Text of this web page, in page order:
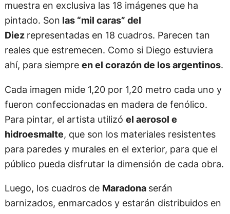
varios de los retratos de Maradona. Foto Germán
García Adrasti
Desde su taller, el principal referente en retratar a
la figura icónica, deportiva y cultural más
muestra en exclusiva las 18 imágenes que ha
pintado. Sonlas “mil caras” del
Diez representadas en 18 cuadros. Parecen tan
reales que estremecen. Como si Diego estuviera
ahí, para siempreen el corazón de los argentinos
fueron confeccionadas en madera de fenólico.
Para pintar, el artista utilizóel aerosol e